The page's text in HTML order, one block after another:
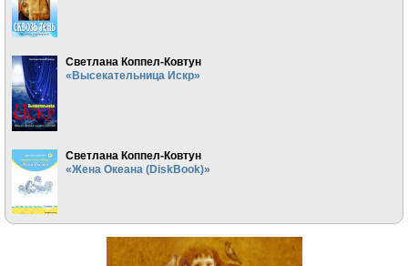
Светлана Коппел-Ковтун
«Высекательница Искр»
Светлана Коппел-Ковтун
«Жена Океана (DiskBook)»